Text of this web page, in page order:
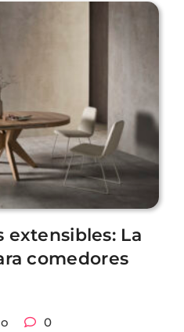
extensibles: La
comedores
0